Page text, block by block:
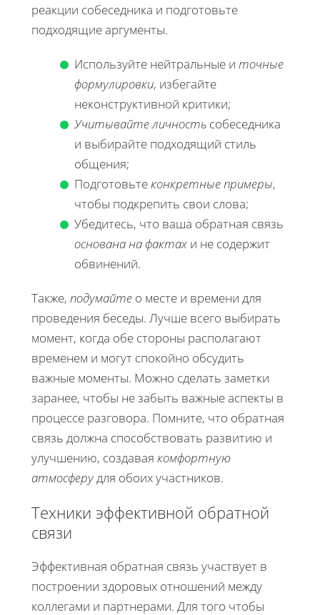
реакции собеседника и подготовьте
подходящие аргументы.
Используйте нейтральные и точные
формулировки, избегайте
неконструктивной критики;
Учитывайте личность собеседника
и выбирайте подходящий стиль
общения;
Подготовьтеконкретные примеры,
чтобы подкрепить свои слова;
Убедитесь, что ваша обратная связь
основана на фактах и не содержит
обвинений.
Также, подумайте о месте и времени для
проведения беседы. Лучше всего выбирать
момент, когда обе стороны располагают
временем и могут спокойно обсудить
важные моменты. Можно сделать заметки
заранее, чтобы не забыть важные аспекты в
процессе разговора. Помните, что обратная
связь должна способствовать развитию и
улучшению, создавая комфортную
атмосферудля обоих участников.
Техники эффективной обратной
связи
Эффективная обратная связь участвует в
построении здоровых отношений между
коллегами и партнерами. Для того чтобы